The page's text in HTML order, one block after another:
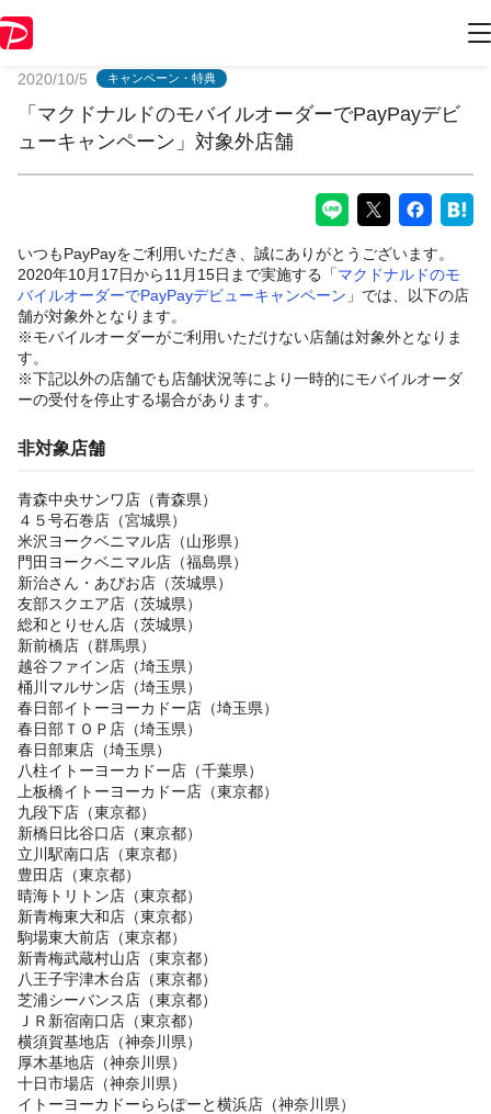
2020/10/5 キャンペーン・特典
「マクドナルドのモバイルオーダーでPayPayデビ
ューキャンペーン」対象外店舗
いつもPayPayをご利用いただき、誠にありがとうございます。
2020年10月17日から11月15日まで実施する「マクドナルドのモ
バイルオーダーでPayPayデビューキャンペーン 」では、以下の店
舗が対象外となります。
※モバイルオーダーがご利用いただけない店舗は対象外となりま
す。
※下記以外の店舗でも店舗状況等により一時的にモバイルオーダ
ーの受付を停止する場合があります。
非対象店舗
青森中央サンワ店（青森県）
４５号石巻店（宮城県）
米沢ヨークベニマル店（山形県）
門田ヨークベニマル店（福島県）
新治さん・あぴお店（茨城県）
友部スクエア店（茨城県）
総和とりせん店（茨城県）
新前橋店（群馬県）
越谷ファイン店（埼玉県）
桶川マルサン店（埼玉県）
春日部イトーヨーカドー店（埼玉県）
春日部ＴＯＰ店（埼玉県）
春日部東店（埼玉県）
八柱イトーヨーカドー店（千葉県）
上板橋イトーヨーカドー店（東京都）
九段下店（東京都）
新橋日比谷口店（東京都）
立川駅南口店（東京都）
豊田店（東京都）
晴海トリトン店（東京都）
新青梅東大和店（東京都）
駒場東大前店（東京都）
新青梅武蔵村山店（東京都）
八王子宇津木台店（東京都）
芝浦シーバンス店（東京都）
ＪＲ新宿南口店（東京都）
横須賀基地店（神奈川県）
厚木基地店（神奈川県）
十日市場店（神奈川県）
イトーヨーカドーららぽーと横浜店（神奈川県）